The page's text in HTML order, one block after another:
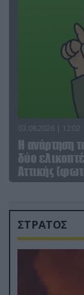
03.08.2026 | 12:02
Η ανάρτηση
δύο
Αττικής
ΣΤΡΑΤΟΣ